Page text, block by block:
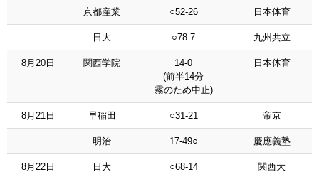
京都産業 ○52-26 日本体育
日大 ○78-7 九州共立
8月20日 関西学院
14-0
(前半14分
霧のため中止)
日本体育
8月21日 早稲田 ○31-21 帝京
明治 17-49○ 慶應義塾
8月22日 日大 ○68-14 関西大